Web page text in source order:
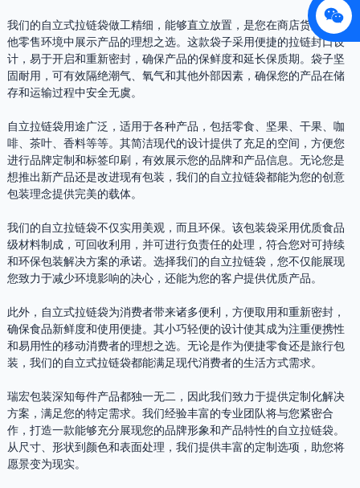
我们的自立式拉链袋做工精细，能够直立放置，是您在商店货架或其
他零售环境中展示产品的理想之选。这款袋子采用便捷的拉链封口设
计，易于开启和重新密封，确保产品的保鲜度和延长保质期。袋子坚
固耐用，可有效隔绝潮气、氧气和其他外部因素，确保您的产品在储
存和运输过程中安全无虞。
自立拉链袋用途广泛，适用于各种产品，包括零食、坚果、干果、咖
啡、茶叶、香料等等。其简洁现代的设计提供了充足的空间，方便您
进行品牌定制和标签印刷，有效展示您的品牌和产品信息。无论您是
想推出新产品还是改进现有包装，我们的自立拉链袋都能为您的创意
包装理念提供完美的载体。
我们的自立拉链袋不仅实用美观，而且环保。该包装袋采用优质食品
级材料制成，可回收利用，并可进行负责任的处理，符合您对可持续
和环保包装解决方案的承诺。选择我们的自立拉链袋，您不仅能展现
您致力于减少环境影响的决心，还能为您的客户提供优质产品。
此外，自立式拉链袋为消费者带来诸多便利，方便取用和重新密封，
确保食品新鲜度和使用便捷。其小巧轻便的设计使其成为注重便携性
和易用性的移动消费者的理想之选。无论是作为便捷零食还是旅行包
装，我们的自立式拉链袋都能满足现代消费者的生活方式需求。
瑞宏包装深知每件产品都独一无二，因此我们致力于提供定制化解决
方案，满足您的特定需求。我们经验丰富的专业团队将与您紧密合
作，打造一款能够充分展现您的品牌形象和产品特性的自立拉链袋。
从尺寸、形状到颜色和表面处理，我们提供丰富的定制选项，助您将
愿景变为现实。